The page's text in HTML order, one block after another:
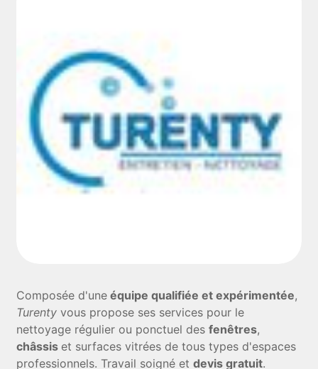
Composée d'une équipe qualifiée et expérimentée,
Turentyvous propose ses services pour le
nettoyage régulier ou ponctuel desfenêtres,
châssis et surfaces vitrées de tous types d'espaces
professionnels. Travail soigné etdevis gratuit.